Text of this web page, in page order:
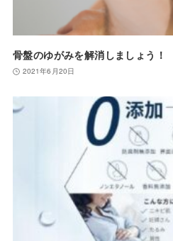
骨盤のゆがみを解消しましょう！
2021年6月20日